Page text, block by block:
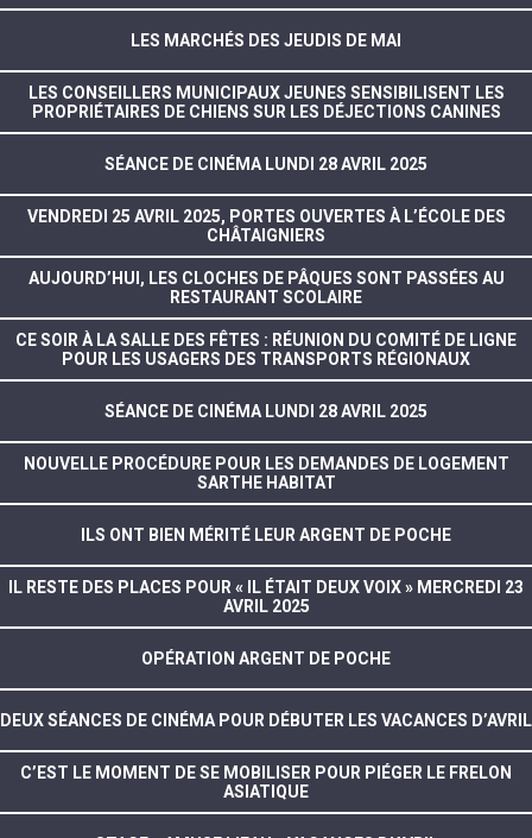
LES MARCHÉS DES JEUDIS DE MAI
LES CONSEILLERS MUNICIPAUX JEUNES SENSIBILISENT LES
PROPRIÉTAIRES DE CHIENS SUR LES DÉJECTIONS CANINES
SÉANCE DE CINÉMA LUNDI 28 AVRIL 2025
VENDREDI 25 AVRIL 2025, PORTES OUVERTES À L’ÉCOLE DES
CHÂTAIGNIERS
AUJOURD’HUI, LES CLOCHES DE PÂQUES SONT PASSÉES AU
RESTAURANT SCOLAIRE
CE SOIR À LA SALLE DES FÊTES : RÉUNION DU COMITÉ DE LIGNE
POUR LES USAGERS DES TRANSPORTS RÉGIONAUX
SÉANCE DE CINÉMA LUNDI 28 AVRIL 2025
NOUVELLE PROCÉDURE POUR LES DEMANDES DE LOGEMENT
SARTHE HABITAT
ILS ONT BIEN MÉRITÉ LEUR ARGENT DE POCHE
IL RESTE DES PLACES POUR « IL ÉTAIT DEUX VOIX » MERCREDI 23
AVRIL 2025
OPÉRATION ARGENT DE POCHE
DEUX SÉANCES DE CINÉMA POUR DÉBUTER LES VACANCES D’AVRIL
C’EST LE MOMENT DE SE MOBILISER POUR PIÉGER LE FRELON
ASIATIQUE